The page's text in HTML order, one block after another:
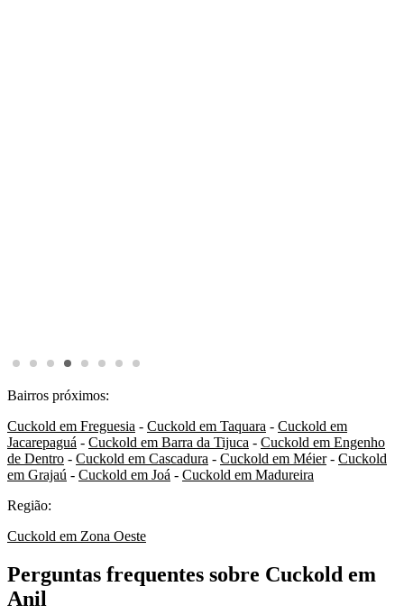
Bairros próximos:
Cuckold em Freguesia - Cuckold em Taquara - Cuckold em
Jacarepaguá - Cuckold em Barra da Tijuca - Cuckold em Engenho
de Dentro - Cuckold em Cascadura - Cuckold em Méier- Cuckold
em Grajaú - Cuckold em Joá - Cuckold em Madureira
Região:
Cuckold em Zona Oeste
Perguntas frequentes sobre Cuckold em
Anil